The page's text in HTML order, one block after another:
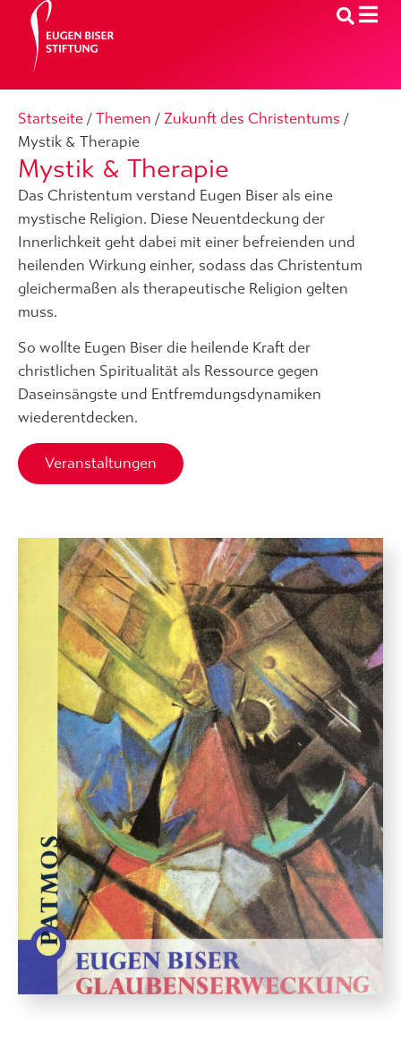
Startseite / Themen / Zukunft des Christentums /
Mystik & Therapie
Mystik & Therapie
Das Christentum verstand Eugen Biser als eine
mystische Religion. Diese Neuentdeckung der
Innerlichkeit geht dabei mit einer befreienden und
heilenden Wirkung einher, sodass das Christentum
gleichermaßen als therapeutische Religion gelten
muss.
So wollte Eugen Biser die heilende Kraft der
christlichen Spiritualität als Ressource gegen
Daseinsängste und Entfremdungsdynamiken
wiederentdecken.
Veranstaltungen